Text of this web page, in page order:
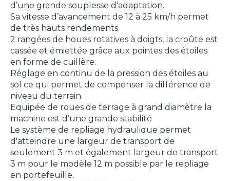
d’une grande souplesse d’adaptation.
Sa vitesse d’avancement de 12 à 25 km/h permet
de très hauts rendements.
2 rangées de houes rotatives à doigts, la croûte est
cassée et émiettée grâce aux pointes des étoiles
en forme de cuillère.
Réglage en continu de la pression des étoiles au
sol ce qui permet de compenser la différence de
niveau du terrain.
Equipée de roues de terrage à grand diamètre la
machine est d’une grande stabilité
Le système de repliage hydraulique permet
d'atteindre une largeur de transport de
seulement 3 m et également largeur de transport
3 m pour le modèle 12 m possible par le repliage
en portefeuille.